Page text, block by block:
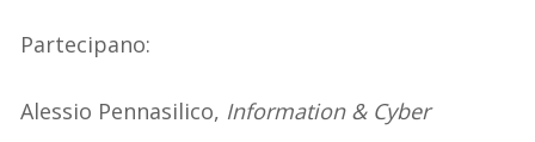
Partecipano:
Alessio Pennasilico, Information & Cyber